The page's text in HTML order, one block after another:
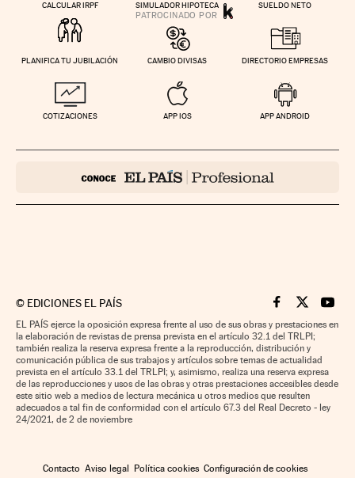
CALCULAR IRPF SIMULADOR HIPOTECA SUELDO NETO
PLANIFICA TU JUBILACIÓN CAMBIO DIVISAS DIRECTORIO EMPRESAS
COTIZACIONES APP IOS APP ANDROID
© EDICIONES EL PAÍS Cinco Días en
Cinco Días
Cinco
EL PAÍS ejerce la oposición expresa frente al uso de sus obras y prestaciones en
la elaboración de revistas de prensa prevista en el artículo 32.1 del TRLPI;
también realiza la reserva expresa frente a la reproducción, distribución y
comunicación pública de sus trabajos y artículos sobre temas de actualidad
prevista en el artículo 33.1 del TRLPI; y, asimismo, realiza una reserva expresa
de las reproducciones y usos de las obras y otras prestaciones accesibles desde
este sitio web a medios de lectura mecánica u otros medios que resulten
adecuados a tal fin de conformidad con el artículo 67.3 del Real Decreto - ley
24/2021, de 2 de noviembre
Contacto Aviso legal Política cookies Configuración de cookies